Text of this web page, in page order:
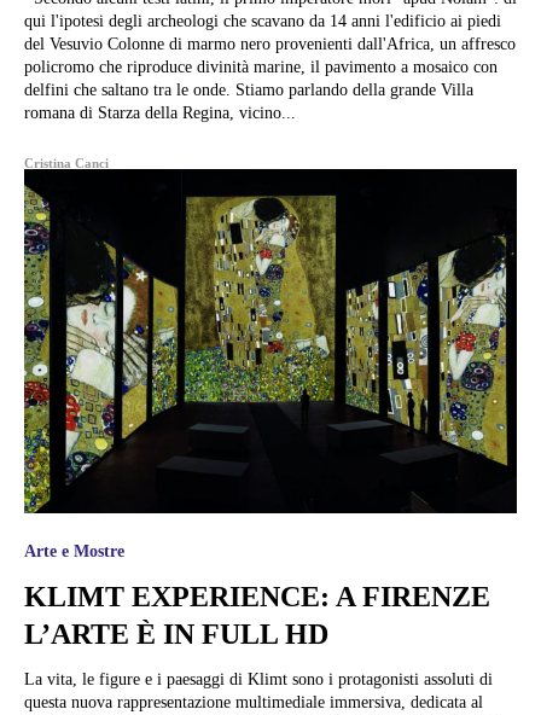
qui l'ipotesi degli archeologi che scavano da 14 anni l'edificio ai piedi
del Vesuvio Colonne di marmo nero provenienti dall'Africa, un affresco
policromo che riproduce divinità marine, il pavimento a mosaico con
delfini che saltano tra le onde. Stiamo parlando della grande Villa
romana di Starza della Regina, vicino...
Cristina Canci
Arte e Mostre
KLIMT EXPERIENCE: A FIRENZE
L’ARTE È IN FULL HD
La vita, le figure e i paesaggi di Klimt sono i protagonisti assoluti di
questa nuova rappresentazione multimediale immersiva, dedicata al